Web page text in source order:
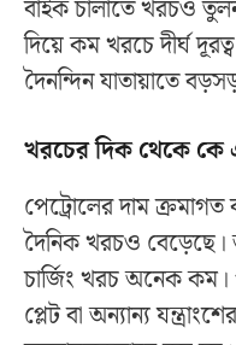
বাইক চালাতে খরচও
দিয়ে কম খরচে দীর্ঘ
দৈনন্দিন যাতায়াতে
খরচের দিক থেকে কে
পেট্রোলের দাম ক্রমাগত
দৈনিক খরচও বেড়েছে।
চার্জিং খরচ অনেক কম।
প্লেট বা অন্যান্য